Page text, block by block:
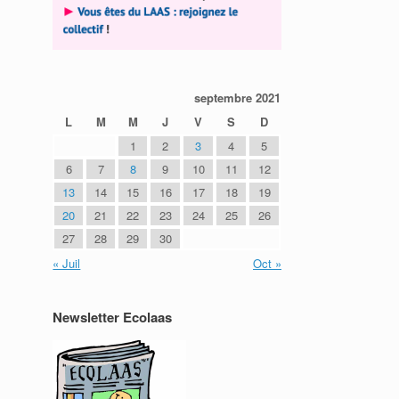
septembre 2021
L
M M J V S
D
1
2 3 4
5
6
7 8 9 10 11
12
13
14 15 16 17 18
19
20
21 22 23 24 25
26
27
28 29
30
« Juil
Oct »
Newsletter Ecolaas